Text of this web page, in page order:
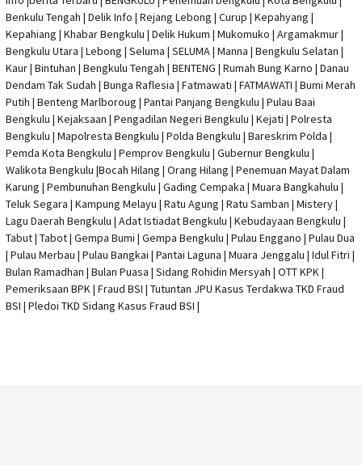
Benkulu Tengah | Delik Info | Rejang Lebong | Curup | Kepahyang |
Kepahiang | Khabar Bengkulu | Delik Hukum | Mukomuko | Argamakmur |
Bengkulu Utara | Lebong | Seluma | SELUMA | Manna | Bengkulu Selatan |
Kaur | Bintuhan | Bengkulu Tengah | BENTENG | Rumah Bung Karno | Danau
Dendam Tak Sudah | Bunga Raflesia | Fatmawati | FATMAWATI | Bumi Merah
Putih | Benteng Marlboroug | Pantai Panjang Bengkulu | Pulau Baai
Bengkulu | Kejaksaan | Pengadilan Negeri Bengkulu | Kejati | Polresta
Bengkulu | Mapolresta Bengkulu | Polda Bengkulu | Bareskrim Polda |
Pemda Kota Bengkulu | Pemprov Bengkulu | Gubernur Bengkulu |
Walikota Bengkulu |Bocah Hilang | Orang Hilang | Penemuan Mayat Dalam
Karung | Pembunuhan Bengkulu | Gading Cempaka | Muara Bangkahulu |
Teluk Segara | Kampung Melayu | Ratu Agung | Ratu Samban | Mistery |
Lagu Daerah Bengkulu | Adat Istiadat Bengkulu | Kebudayaan Bengkulu |
Tabut | Tabot | Gempa Bumi | Gempa Bengkulu | Pulau Enggano | Pulau Dua
| Pulau Merbau | Pulau Bangkai | Pantai Laguna | Muara Jenggalu | Idul Fitri |
Bulan Ramadhan | Bulan Puasa | Sidang Rohidin Mersyah | OTT KPK|
Pemeriksaan BPK | Fraud BSI | Tutuntan JPU Kasus Terdakwa TKD Fraud
BSI | Pledoi TKD Sidang Kasus Fraud BSI |